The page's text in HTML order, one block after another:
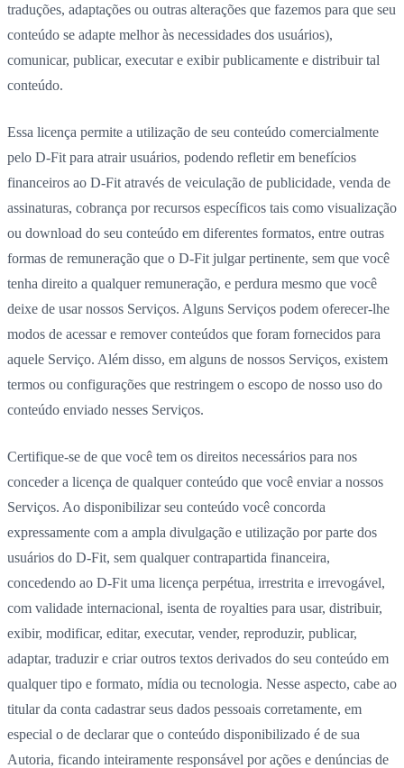
traduções, adaptações ou outras alterações que fazemos para que seu
conteúdo se adapte melhor às necessidades dos usuários),
comunicar, publicar, executar e exibir publicamente e distribuir tal
conteúdo.
Essa licença permite a utilização de seu conteúdo comercialmente
pelo D-Fit para atrair usuários, podendo refletir em benefícios
financeiros ao D-Fit através de veiculação de publicidade, venda de
assinaturas, cobrança por recursos específicos tais como visualização
ou download do seu conteúdo em diferentes formatos, entre outras
formas de remuneração que o D-Fit julgar pertinente, sem que você
tenha direito a qualquer remuneração, e perdura mesmo que você
deixe de usar nossos Serviços. Alguns Serviços podem oferecer-lhe
modos de acessar e remover conteúdos que foram fornecidos para
aquele Serviço. Além disso, em alguns de nossos Serviços, existem
termos ou configurações que restringem o escopo de nosso uso do
conteúdo enviado nesses Serviços.
Certifique-se de que você tem os direitos necessários para nos
conceder a licença de qualquer conteúdo que você enviar a nossos
Serviços. Ao disponibilizar seu conteúdo você concorda
expressamente com a ampla divulgação e utilização por parte dos
usuários do D-Fit, sem qualquer contrapartida financeira,
concedendo ao D-Fit uma licença perpétua, irrestrita e irrevogável,
com validade internacional, isenta de royalties para usar, distribuir,
exibir, modificar, editar, executar, vender, reproduzir, publicar,
adaptar, traduzir e criar outros textos derivados do seu conteúdo em
qualquer tipo e formato, mídia ou tecnologia. Nesse aspecto, cabe ao
titular da conta cadastrar seus dados pessoais corretamente, em
especial o de declarar que o conteúdo disponibilizado é de sua
Autoria, ficando inteiramente responsável por ações e denúncias de